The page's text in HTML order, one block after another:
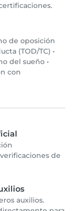
de oposición
(TOD/TC) •
del sueño •
con
de
auxilios.